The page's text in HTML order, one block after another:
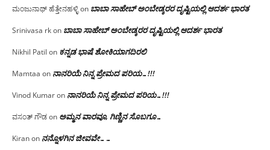
ಮಂಜುನಾಥ್ ಹೆತ್ತೇನಹಳ್ಳಿon ಬಾಬಾ ಸಾಹೇಬ್ ಅಂಬೇಡ್ಕರರ ದೃಷ್ಟಿಯಲ್ಲಿ ಆದರ್ಶ ಭಾರತ
Srinivasa rkon ಬಾಬಾ ಸಾಹೇಬ್ ಅಂಬೇಡ್ಕರರ ದೃಷ್ಟಿಯಲ್ಲಿ ಆದರ್ಶ ಭಾರತ
Nikhil Patil on ಕನ್ನಡ ಭಾಷೆ ಶೋಕಿಯಾಗದಿರಲಿ
Mamtaa on ನಾನರಿಯೆ ನಿನ್ನ ಪ್ರೇಮದ ಪರಿಯ…!!!
Vinod Kumaron ನಾನರಿಯೆ ನಿನ್ನ ಪ್ರೇಮದ ಪರಿಯ…!!!
ವಸಂತ್ ಗೌಡon ಅಮ್ಮನ ವಾರವೂ, ಗಿಣ್ಣಿನ ಸೊಬಗೂ…
Kiranon ನನ್ನೊಳಗಿನ ಜೀವವೇ……